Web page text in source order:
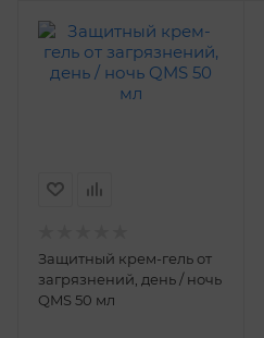
Защитный крем-гель от
загрязнений, день / ночь
QMS 50 мл